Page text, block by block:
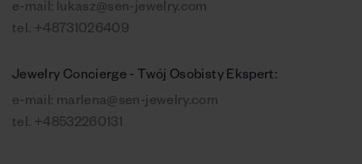
e-mail: lukasz@sen-jewelry.com
tel. +48731026409
Jewelry Concierge - Twój Osobisty Ekspert:
e-mail: marlena@sen-jewelry.com
tel. +48532260131